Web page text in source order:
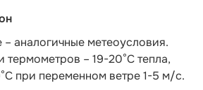
аналогичные метеоусловия.
термометров – 19-20°С тепла,
при переменном ветре 1-5 м/с.